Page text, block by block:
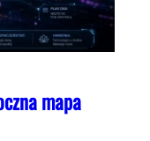
mapa